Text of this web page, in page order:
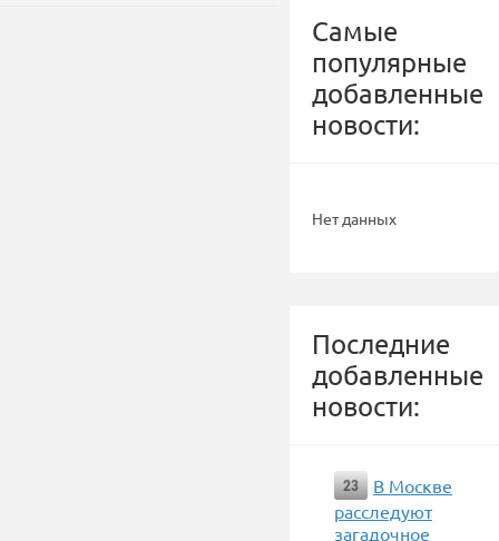
Самые
популярные
добавленные
новости:
Нет данных
Последние
добавленные
новости:
23
В Москве
расследуют
загадочное